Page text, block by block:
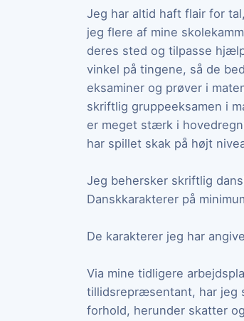
Jeg har altid haft flair for
jeg flere af mine
deres sted og tilpasse
vinkel på tingene, så de
eksaminer og prøver i
skriftlig gruppeeksamen i
er meget stærk i
har spillet skak på højt
Jeg behersker skriftlig
Danskkarakterer på
De karakterer jeg har
Via mine tidligere
tillidsrepræsentant, har jeg
forhold, herunder skatter